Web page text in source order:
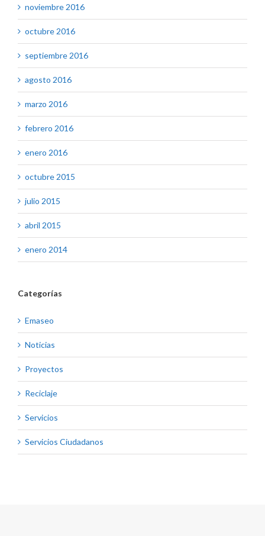
noviembre 2016
octubre 2016
septiembre 2016
agosto 2016
marzo 2016
febrero 2016
enero 2016
octubre 2015
julio 2015
abril 2015
enero 2014
Categorías
Emaseo
Noticias
Proyectos
Reciclaje
Servicios
Servicios Ciudadanos